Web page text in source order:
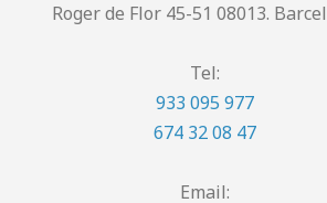
Roger de Flor 45-51 08013.
Tel:
933 095 977
674 32 08 47
Email: